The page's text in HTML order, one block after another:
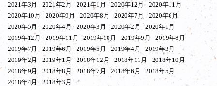
2021年3月
2021年2月 2021年1月 2020年12月
2020年11月
2020年10月
2020年9月 2020年8月 2020年7月
2020年6月
2020年5月
2020年4月 2020年3月 2020年2月
2020年1月
2019年12月
2019年11月 2019年10月 2019年9月
2019年8月
2019年7月
2019年6月 2019年5月 2019年4月
2019年3月
2019年2月
2019年1月 2018年12月 2018年11月
2018年10月
2018年9月
2018年8月 2018年7月 2018年6月
2018年5月
2018年4月
2018年3月